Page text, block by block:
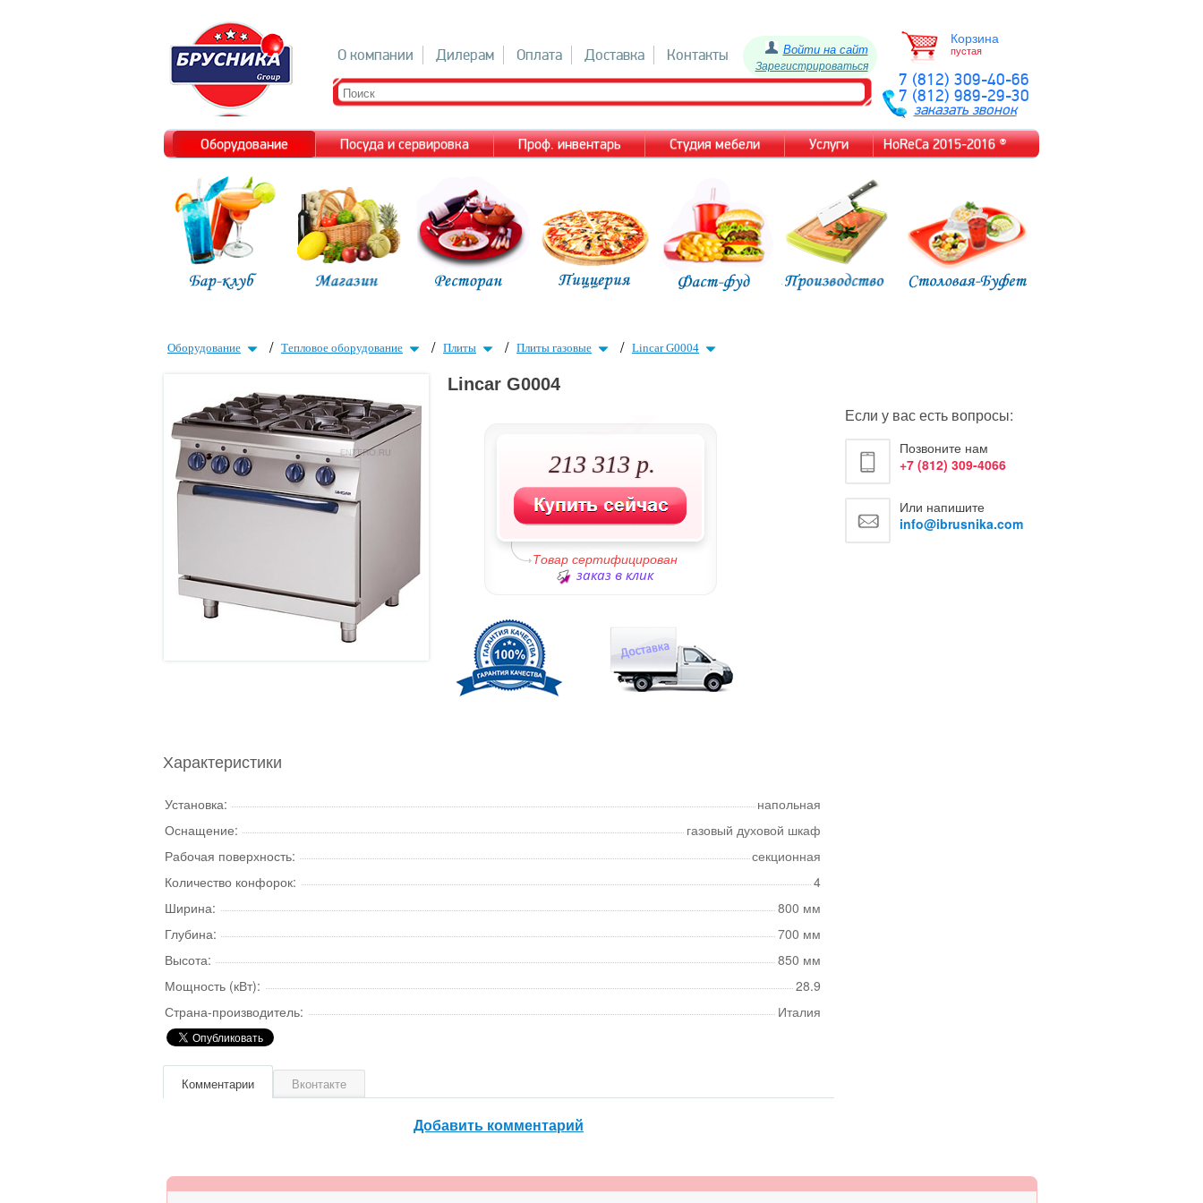
Войти на сайт
Зарегистрироваться
Корзина
пустая
7 (812) 309-40-66
7 (812) 989-29-30
заказать звонок
О компании Дилерам Оплата Доставка Контакты
Оборудование Посуда и сервировка Проф. инвентарь Студия мебели Услуги HoReCa 2015-2016 ®
Оборудование / Тепловое оборудование / Плиты / Плиты газовые / Lincar G0004
Lincar G0004
213 313 р.
Товар сертифицирован
заказ в клик
Характеристики
Установка:
напольная
Оснащение:
газовый духовой шкаф
Рабочая поверхность:
секционная
Количество конфорок:
4
Ширина:
800 мм
Глубина:
700 мм
Высота:
850 мм
Мощность (кВт):
28.9
Страна-производитель:
Италия
Комментарии Вконтакте
Добавить комментарий
Если у вас есть вопросы:
Позвоните нам
+7 (812) 309-4066
Или напишите
info@ibrusnika.com